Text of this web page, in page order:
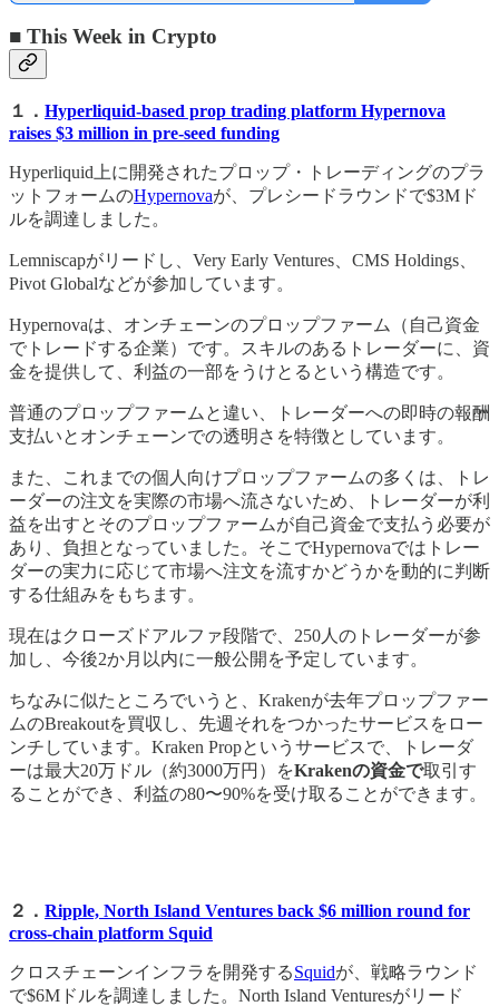
■ This Week in Crypto
１． Hyperliquid-based prop trading platform Hypernova
raises $3 million in pre-seed funding
Hyperliquid上に開発されたプロップ・トレーディングのプラ
ットフォームのHypernovaが、プレシードラウンドで$3Mド
ルを調達しました。
Lemniscapがリードし、Very Early Ventures、CMS Holdings、
Pivot Globalなどが参加しています。
Hypernovaは、オンチェーンのプロップファーム（自己資金
でトレードする企業）です。スキルのあるトレーダーに、資
金を提供して、利益の一部をうけとるという構造です。
普通のプロップファームと違い、トレーダーへの即時の報酬
支払いとオンチェーンでの透明さを特徴としています。
また、これまでの個人向けプロップファームの多くは、トレ
ーダーの注文を実際の市場へ流さないため、トレーダーが利
益を出すとそのプロップファームが自己資金で支払う必要が
あり、負担となっていました。そこでHypernovaではトレー
ダーの実力に応じて市場へ注文を流すかどうかを動的に判断
する仕組みをもちます。
現在はクローズドアルファ段階で、250人のトレーダーが参
加し、今後2か月以内に一般公開を予定しています。
ちなみに似たところでいうと、Krakenが去年プロップファー
ムのBreakoutを買収し、先週それをつかったサービスをロー
ンチしています。Kraken Propというサービスで、トレーダ
ーは最大20万ドル（約3000万円）をKrakenの資金で取引す
ることができ、利益の80〜90%を受け取ることができます。
２． Ripple, North Island Ventures back $6 million round for
cross-chain platform Squid
クロスチェーンインフラを開発するSquidが、戦略ラウンド
で$6Mドルを調達しました。North Island Venturesがリード